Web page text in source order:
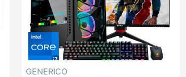
GENERICO